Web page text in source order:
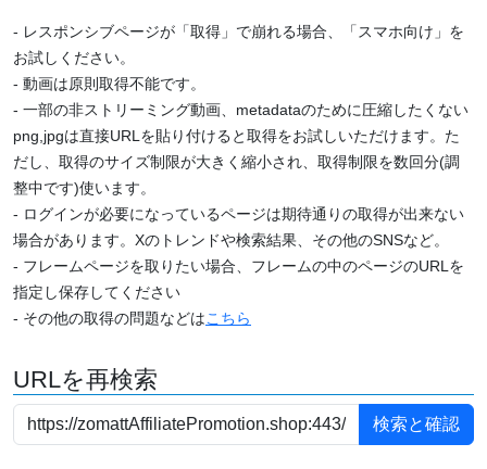
- レスポンシブページが「取得」で崩れる場合、「スマホ向け」を
お試しください。
- 動画は原則取得不能です。
- 一部の非ストリーミング動画、metadataのために圧縮したくない
png,jpgは直接URLを貼り付けると取得をお試しいただけます。た
だし、取得のサイズ制限が大きく縮小され、取得制限を数回分(調
整中です)使います。
- ログインが必要になっているページは期待通りの取得が出来ない
場合があります。Xのトレンドや検索結果、その他のSNSなど。
- フレームページを取りたい場合、フレームの中のページのURLを
指定し保存してください
- その他の取得の問題などはこちら
URLを再検索